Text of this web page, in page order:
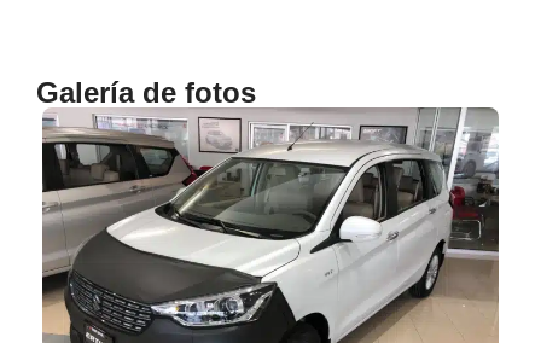
Galería de fotos